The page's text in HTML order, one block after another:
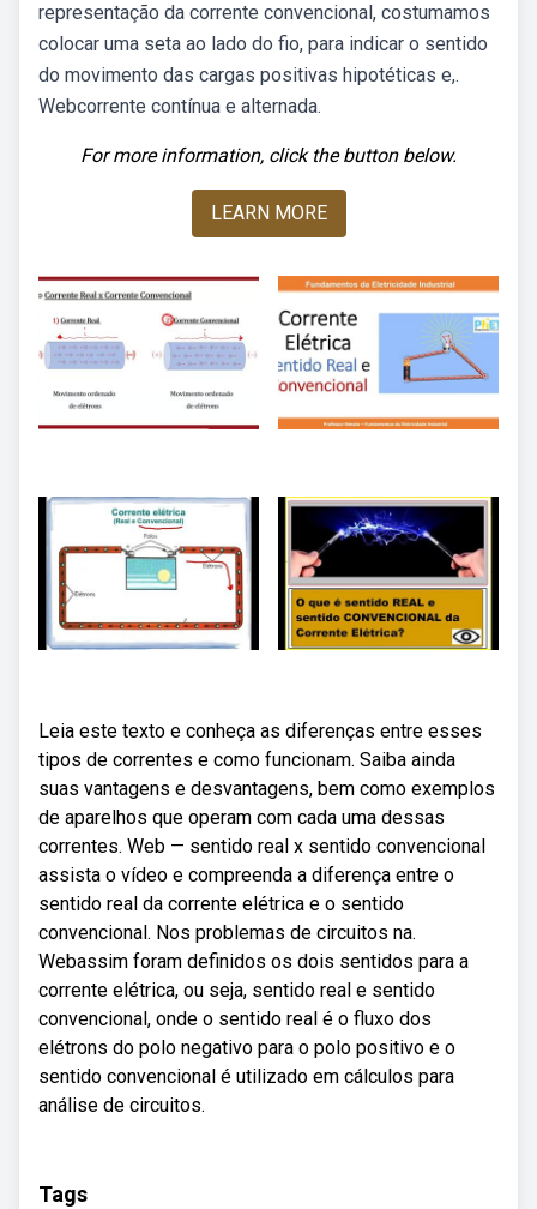
representação da corrente convencional, costumamos
colocar uma seta ao lado do fio, para indicar o sentido
do movimento das cargas positivas hipotéticas e,.
Webcorrente contínua e alternada.
For more information, click the button below.
LEARN MORE
Leia este texto e conheça as diferenças entre esses
tipos de correntes e como funcionam. Saiba ainda
suas vantagens e desvantagens, bem como exemplos
de aparelhos que operam com cada uma dessas
correntes. Web — sentido real x sentido convencional
assista o vídeo e compreenda a diferença entre o
sentido real da corrente elétrica e o sentido
convencional. Nos problemas de circuitos na.
Webassim foram definidos os dois sentidos para a
corrente elétrica, ou seja, sentido real e sentido
convencional, onde o sentido real é o fluxo dos
elétrons do polo negativo para o polo positivo e o
sentido convencional é utilizado em cálculos para
análise de circuitos.
Tags